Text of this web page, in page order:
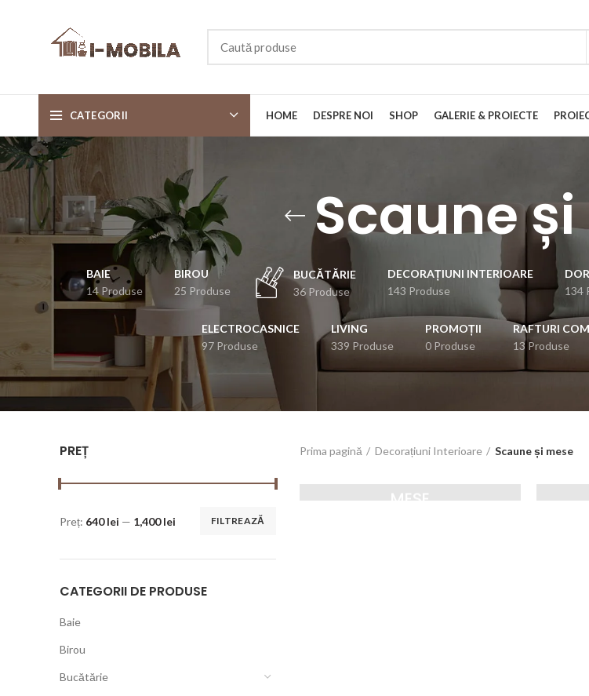
CATEGORII HOME DESPRE NOI SHOP GALERIE & PROIECTE
Scaune
BAIE
14 Produse
BIROU
25 Produse
BUCĂTĂRIE
36 Produse
DECORAȚIUNI INTERIOARE
143 Produse
134
ELECTROCASNICE
97 Produse
LIVING
339 Produse
PROMOȚII
0 Produse
RAFTURI
13 Produse
PREȚ
FILTREAZĂ
Preț: 640 lei — 1,400 lei
CATEGORII DE PRODUSE
Baie
Birou
Bucătărie
Prima pagină Decorațiuni Interioare Scaune și mese
MESE